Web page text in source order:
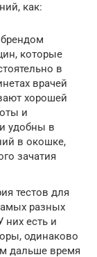
как:
которые
в
врачей
хорошей
и
удобны в
в окошке,
зачатия
тестов для
разных
них есть и
одинаково
дальше время